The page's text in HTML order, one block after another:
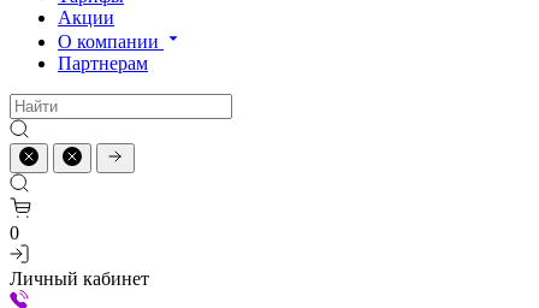
Акции
О компании
Партнерам
0
Личный кабинет